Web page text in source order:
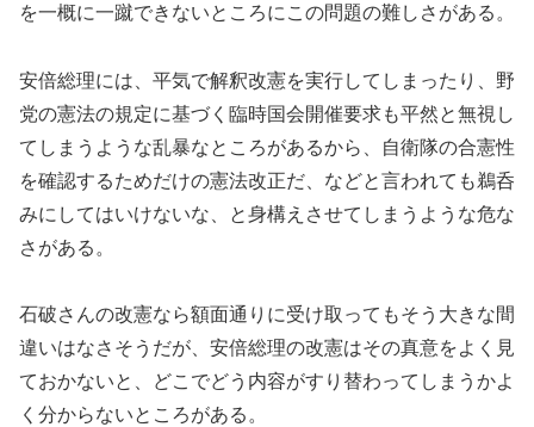
を一概に一蹴できないところにこの問題の難しさがある。
安倍総理には、平気で解釈改憲を実行してしまったり、野
党の憲法の規定に基づく臨時国会開催要求も平然と無視し
てしまうような乱暴なところがあるから、自衛隊の合憲性
を確認するためだけの憲法改正だ、などと言われても鵜呑
みにしてはいけないな、と身構えさせてしまうような危な
さがある。
石破さんの改憲なら額面通りに受け取ってもそう大きな間
違いはなさそうだが、安倍総理の改憲はその真意をよく見
ておかないと、どこでどう内容がすり替わってしまうかよ
く分からないところがある。